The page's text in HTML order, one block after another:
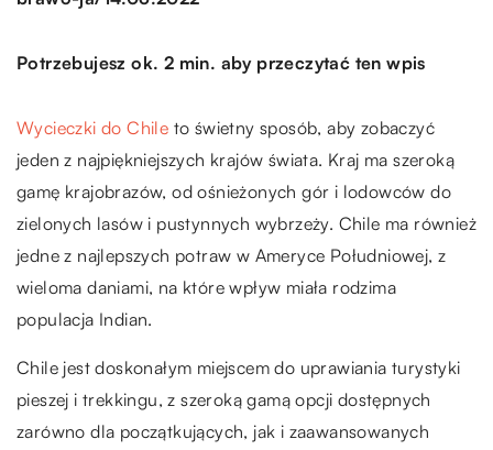
Potrzebujesz ok. 2 min. aby przeczytać ten wpis
Wycieczki do Chile to świetny sposób, aby zobaczyć
jeden z najpiękniejszych krajów świata. Kraj ma szeroką
gamę krajobrazów, od ośnieżonych gór i lodowców do
zielonych lasów i pustynnych wybrzeży. Chile ma również
jedne z najlepszych potraw w Ameryce Południowej, z
wieloma daniami, na które wpływ miała rodzima
populacja Indian.
Chile jest doskonałym miejscem do uprawiania turystyki
pieszej i trekkingu, z szeroką gamą opcji dostępnych
zarówno dla początkujących, jak i zaawansowanych